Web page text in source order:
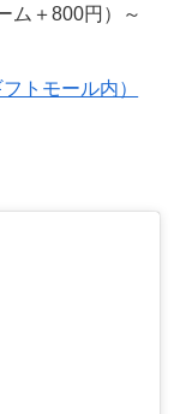
ム＋800円）～
トモール内）